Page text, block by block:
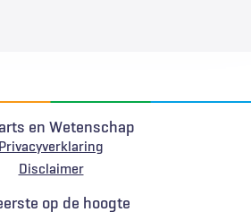
en Wetenschap
Privacyverklaring
Voet
Disclaimer
op de hoogte